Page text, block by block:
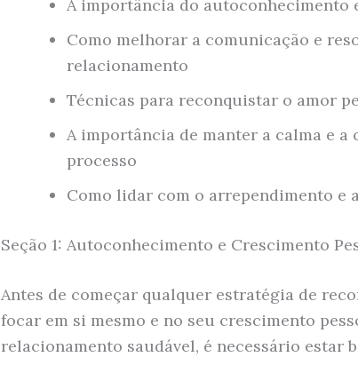
A importância do autoconhecimento
Como melhorar a comunicação e
relacionamento
Técnicas para reconquistar o amor
A importância de manter a calma e a
processo
Como lidar com o arrependimento e
Seção 1: Autoconhecimento e Crescimento
Antes de começar qualquer estratégia de
focar em si mesmo e no seu crescimento
relacionamento saudável, é necessário estar